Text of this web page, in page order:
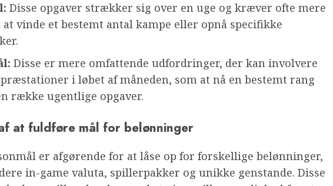
Disse opgaver strækker sig over en uge og kræver ofte mere
at vinde et bestemt antal kampe eller opnå specifikke
Disse er mere omfattende udfordringer, der kan involvere
i løbet af måneden, som at nå en bestemt rang
række ugentlige opgaver.
at fuldføre mål for belønninger
er afgørende for at låse op for forskellige belønninger,
in-game valuta, spillerpakker og unikke genstande. Disse